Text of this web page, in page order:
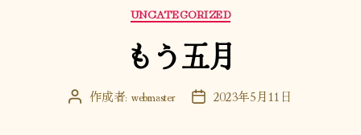
カ
テ
ゴ
リ
UNCATEGORIZED
もう五月
投 作成者: webmaster
投 2023年5月11日